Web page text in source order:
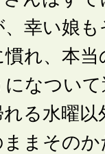
幸い娘
慣れ、本
になつい
る水曜
まその